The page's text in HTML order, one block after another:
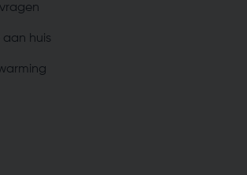
huis